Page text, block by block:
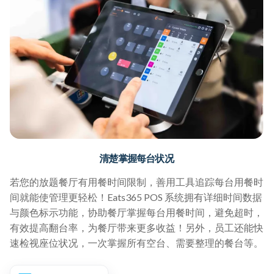
清楚掌握每台状况
若您的放题餐厅有用餐时间限制，善用工具追踪每台用餐时
间就能使管理更轻松！Eats365 POS 系统拥有详细时间数据
与颜色标示功能，协助餐厅掌握每台用餐时间，避免超时，
有效提高翻台率，为餐厅带来更多收益！另外，员工还能快
速检视座位状况，一次掌握所有空台、需要整理的餐台等。